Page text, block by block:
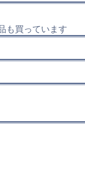
も買っています